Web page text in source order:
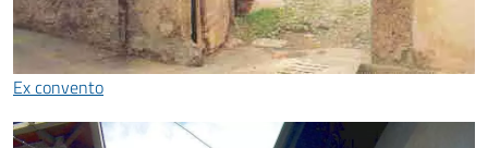
Ex convento